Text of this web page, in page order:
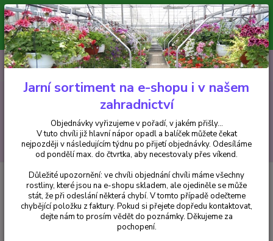
Minimální hodnota pro odeslání z e-shopu je 300 Kč.
V tuto chvíli již hlavní nápor objednávek opadl a balíček můžete čekat
nejpozději v následujícím týdnu po přijetí objednávky. Objednávky
vyřizujeme v pořadí, v jakém přišly...
CZK
Hledat
+420 602 223 614 0ks
za0 Kč
Pelargonie Bicolor Pelargónie - cena na prodejně
Bicolor Pelargónie - cena na
prodejně
Jarní sortiment na e-shopu i v našem
zahradnictví
Objednávky vyřizujeme v pořadí, v jakém přišly...
V tuto chvíli již hlavní nápor opadl a balíček můžete čekat
nejpozději v následujícím týdnu po přijetí objednávky. Odesíláme
od pondělí max. do čtvrtka, aby necestovaly přes víkend.
Důležité upozornění: ve chvíli objednání chvíli máme všechny
rostliny, které jsou na e-shopu skladem, ale ojediněle se může
stát, že při odeslání některá chybí. V tomto případě odečteme
chybějící položku z faktury. Pokud si přejete dopředu kontaktovat,
dejte nám to prosím vědět do poznámky. Děkujeme za
pochopení.